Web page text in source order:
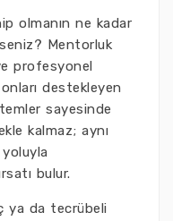
olmanın ne kadar
Mentorluk
profesyonel
destekleyen
sayesinde
kalmaz; aynı
bulur.
ya da tecrübeli